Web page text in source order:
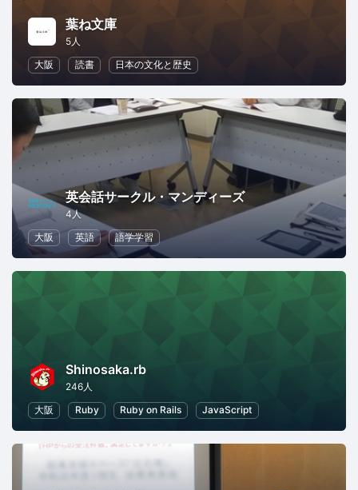
葉ね文庫
5人
大阪
読書 日本の文化と歴史
英会話サークル・マンディーズ
4人
大阪
英語 語学学習
Shinosaka.rb
246人
大阪
Ruby Ruby on Rails JavaScript